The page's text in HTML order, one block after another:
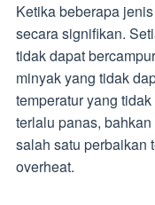
Ketika beberapa
secara signifikan.
tidak dapat
minyak yang tidak
temperatur yang
terlalu panas,
salah satu perbaikan
overheat.